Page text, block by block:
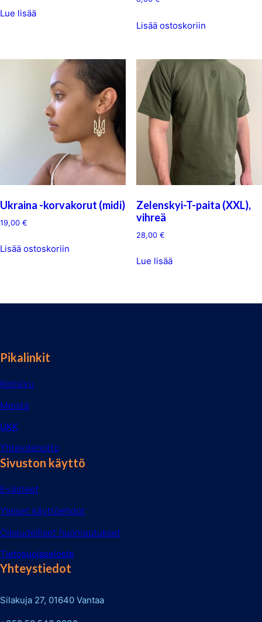
Lue lisää
Lisää ostoskoriin
Ukraina -korvakorut (midi)
19,00 €
Lisää ostoskoriin
Zelenskyi-T-paita (XXL),
vihreä
28,00 €
Lue lisää
Pikalinkit
Kotisivu
Meistä
UKK
Yhteydenotto
Sivuston käyttö
Evästeet
Yleiset käyttöehdot
Oikeudelliset huomautukset
Tietosuojaseloste
Yhteystiedot
Silakuja 27, 01640 Vantaa